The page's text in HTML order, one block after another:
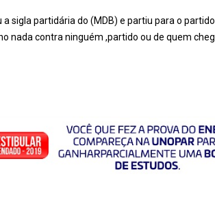
sigla partidária do (MDB) e partiu para o
nada contra ninguém ,partido ou de quem